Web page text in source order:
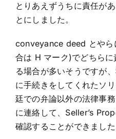
とりあえずうちに責任が
とにしました。
conveyance deed とやら
合は H マーク)でどちら
る場合が多いそうですが
に手続きをしてくれたソ
廷での弁論以外の法律事
に連絡して、Seller’s
確認することができました